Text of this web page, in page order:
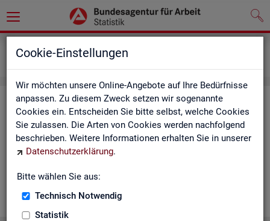
Cookie-Einstellungen
Wir möchten unsere Online-Angebote auf Ihre Bedürfnisse
anpassen. Zu diesem Zweck setzen wir sogenannte
Cookies ein. Entscheiden Sie bitte selbst, welche Cookies
Sie zulassen. Die Arten von Cookies werden nachfolgend
beschrieben. Weitere Informationen erhalten Sie in unserer
Datenschutzerklärung.
Bitte wählen Sie aus:
Technisch Notwendig
Statistik
Me­dia­thek
In der Me­dia­thek fin­den Sie leicht ver­ständ­li­che Kurz­vi­de­os
zu zen­tra­len The­men der Sta­tis­tik der BA. Wir er­gän­zen unser
Vi­deo­an­ge­bot nach und nach. Wün­schen Sie sich ein Video
zu einem be­stimm­ten Thema? Dann kon­tak­tie­ren Sie